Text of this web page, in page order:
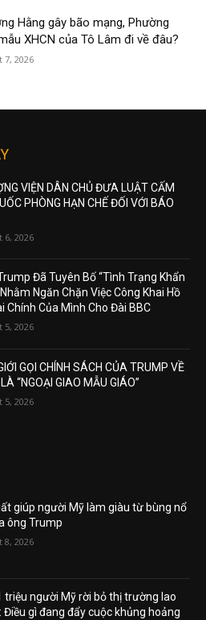
Hằng gây bão mạng, Phường
XHCN của Tô Lâm đi về đâu?
7, 2026
VIỆN DÂN CHỦ ĐƯA LUẬT CẤM
PHÒNG HẠN CHẾ ĐỐI VỚI BÁO
6, 2026
Đã Tuyên Bố “Tình Trạng Khẩn
Ngăn Chặn Việc Công Khai Hồ
Chính Của Mình Cho Đài BBC
5, 2026
GỌI CHÍNH SÁCH CỦA TRUMP VỀ
LÀ “NGOẠI GIAO MẪU GIÁO”
5, 2026
giúp người Mỹ làm giàu từ bùng nổ
ông Trump
8, 2026
triệu người Mỹ rời bỏ thị trường lao
Điều gì đang đẩy cuộc khủng hoảng